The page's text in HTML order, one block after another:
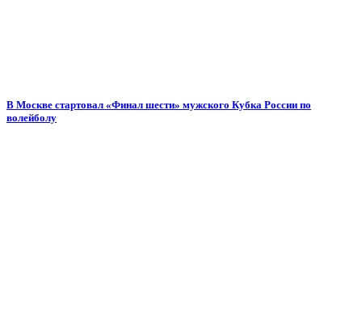
В Москве стартовал «Финал шести» мужского Кубка России по
волейболу